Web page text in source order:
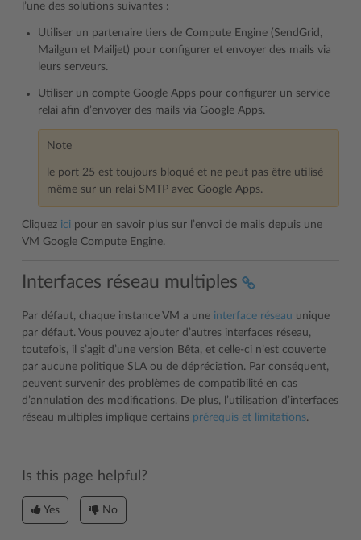
l’une des solutions suivantes :
Utiliser un partenaire tiers de Compute Engine (SendGrid,
Mailgun et Mailjet) pour configurer et envoyer des mails via
leurs serveurs.
Utiliser un compte Google Apps pour configurer un service
relai afin d’envoyer des mails via Google Apps.
Note
le port 25 est toujours bloqué et ne peut pas être utilisé
même sur un relai SMTP avec Google Apps.
Cliquez ici pour en savoir plus sur l’envoi de mails depuis une
VM Google Compute Engine.
Interfaces réseau multiples
Par défaut, chaque instance VM a une interface réseau unique
par défaut. Vous pouvez ajouter d’autres interfaces réseau,
toutefois, il s’agit d’une version Bêta, et celle-ci n’est couverte
par aucune politique SLA ou de dépréciation. Par conséquent,
peuvent survenir des problèmes de compatibilité en cas
d’annulation des modifications. De plus, l’utilisation d’interfaces
réseau multiples implique certains prérequis et limitations.
Is this page helpful?
Yes No